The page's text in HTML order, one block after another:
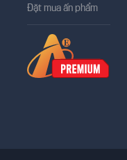
Đặt mua ấn phẩm